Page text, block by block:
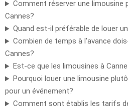
Comment réserver une limousine
Cannes?
Quand est-il préférable de louer
Combien de temps à l’avance
Cannes?
Est-ce que les limousines à
Pourquoi louer une limousine
pour un événement?
Comment sont établis les tarifs